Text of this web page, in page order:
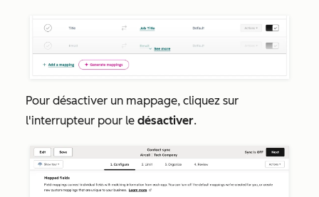
Pour désactiver un mappage, cliquez sur
l'interrupteur pour le désactiver.